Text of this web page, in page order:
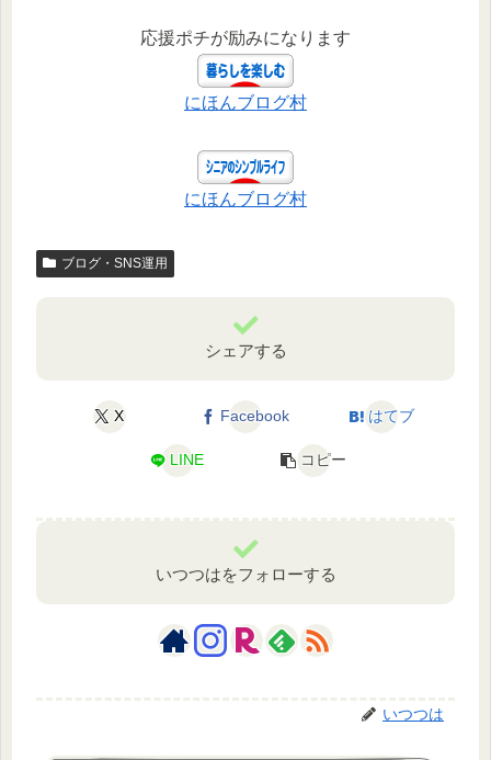
応援ポチが励みになります
にほんブログ村
にほんブログ村
ブログ・SNS運用
シェアする
X Facebook はてブ
LINE コピー
いつつはをフォローする
いつつは